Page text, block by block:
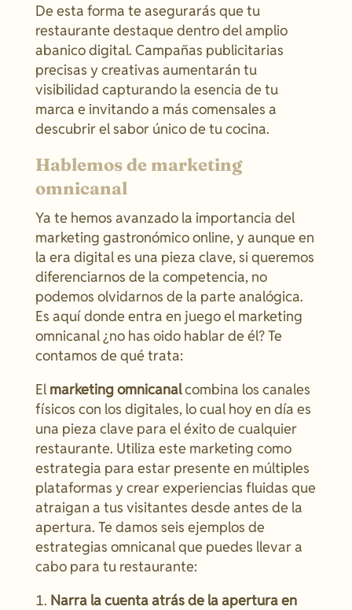
De esta forma te asegurarás que tu
restaurante destaque dentro del amplio
abanico digital. Campañas publicitarias
precisas y creativas aumentarán tu
visibilidad capturando la esencia de tu
marca e invitando a más comensales a
descubrir el sabor único de tu cocina.
Hablemos de marketing
omnicanal
Ya te hemos avanzado la importancia del
marketing gastronómico online, y aunque en
la era digital es una pieza clave, si queremos
diferenciarnos de la competencia, no
podemos olvidarnos de la parte analógica.
Es aquí donde entra en juego el marketing
omnicanal ¿no has oido hablar de él? Te
contamos de qué trata:
El marketing omnicanalcombina los canales
físicos con los digitales, lo cual hoy en día es
una pieza clave para el éxito de cualquier
restaurante. Utiliza este marketing como
estrategia para estar presente en múltiples
plataformas y crear experiencias fluidas que
atraigan a tus visitantes desde antes de la
apertura. Te damos seis ejemplos de
estrategias omnicanal que puedes llevar a
cabo para tu restaurante:
Narra la cuenta atrás de la apertura en